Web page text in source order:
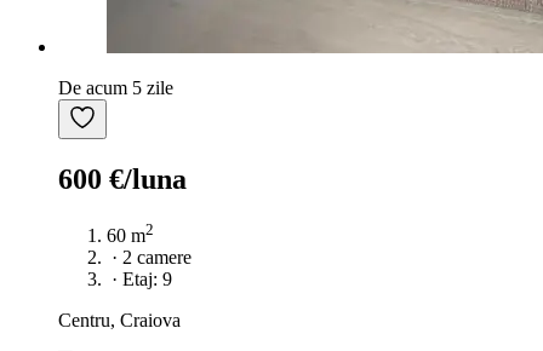
De acum 5 zile
600 €/luna
60 m2
· 2 camere
· Etaj: 9
Centru, Craiova